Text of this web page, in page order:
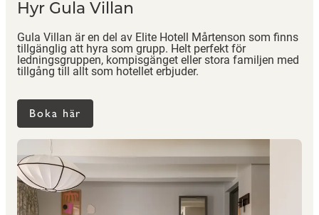
Hyr Gula Villan
Gula Villan är en del av Elite Hotell Mårtenson som finns
tillgänglig att hyra som grupp. Helt perfekt för
ledningsgruppen, kompisgänget eller stora familjen med
tillgång till allt som hotellet erbjuder.
Boka här